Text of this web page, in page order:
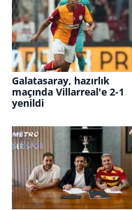
Galatasaray, hazırlık
maçında Villarreal'e 2-1
yenildi